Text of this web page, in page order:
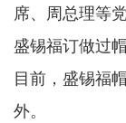
席、周总理等
盛锡福订做过
目前，盛锡福
外。